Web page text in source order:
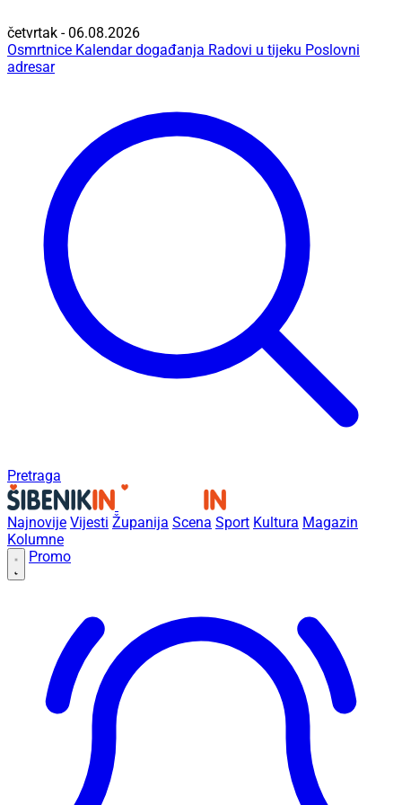
četvrtak - 06.08.2026
Osmrtnice Kalendar događanja Radovi u tijeku Poslovni
adresar
Pretraga
Najnovije Vijesti Županija Scena Sport Kultura Magazin
Kolumne
Promo